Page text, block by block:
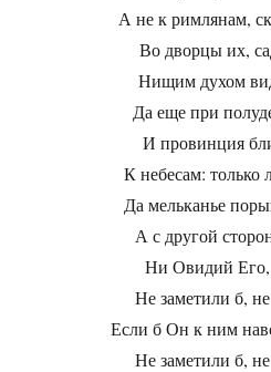
А не к римлянам,
Во дворцы их,
Нищим духом
Да еще при
И провинция
К небесам: только
Да мельканье
А с другой
Ни Овидий Его,
Не заметили б, не
Если б Он к ним
Не заметили б, не